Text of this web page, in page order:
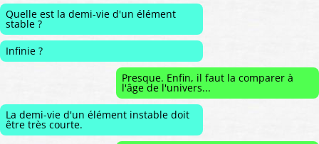
Quelle est la demi-vie d'un élément
stable ?
Infinie ?
Presque. Enfin, il faut la comparer à
l'âge de l'univers...
La demi-vie d'un élément instable doit
être très courte.